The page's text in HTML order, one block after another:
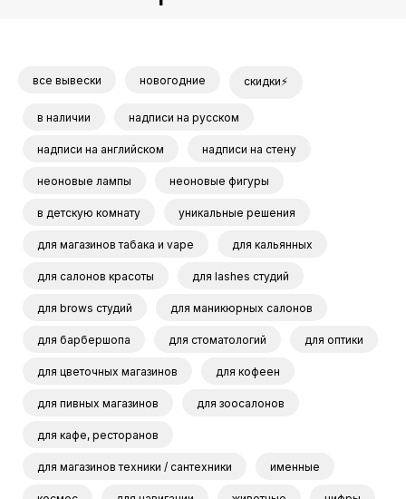
все вывески новогодние скидки⚡
в наличии надписи на русском
надписи на английском надписи на стену
неоновые лампы неоновые фигуры
в детскую комнату уникальные решения
для магазинов табака и vape для кальянных
для салонов красоты для lashes студий
для brows студий для маникюрных салонов
для барбершопа для стоматологий для оптики
для цветочных магазинов для кофеен
для пивных магазинов для зоосалонов
для кафе, ресторанов
для магазинов техники / сантехники именные